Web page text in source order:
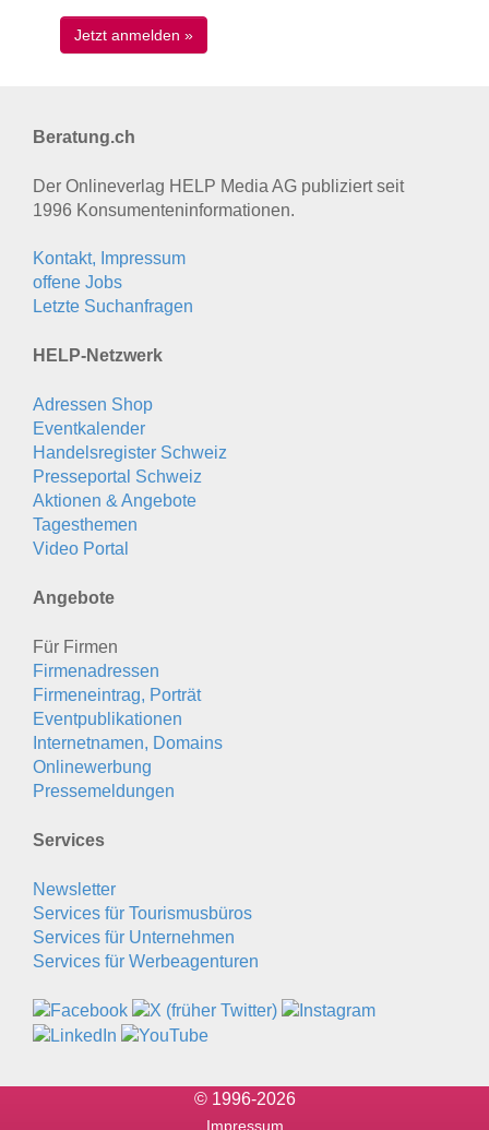
Beratung.ch
Der Onlineverlag HELP Media AG publiziert seit
1996 Konsumenten­informationen.
Kontakt, Impressum
offene Jobs
Letzte Suchanfragen
HELP-Netzwerk
Adressen Shop
Eventkalender
Handelsregister Schweiz
Presseportal Schweiz
Aktionen & Angebote
Tagesthemen
Video Portal
Angebote
Für Firmen
Firmenadressen
Firmeneintrag, Porträt
Eventpublikationen
Internetnamen, Domains
Onlinewerbung
Pressemeldungen
Services
Newsletter
Services für Tourismusbüros
Services für Unternehmen
Services für Werbeagenturen
© 1996-2026
Impressum